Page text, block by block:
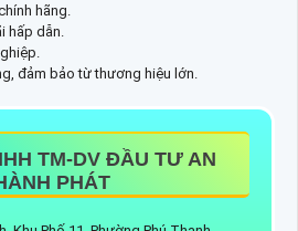
hãng.
hấp dẫn.
đảm bảo từ thương hiệu lớn.
TM-DV ĐẦU TƯ AN
PHÁT